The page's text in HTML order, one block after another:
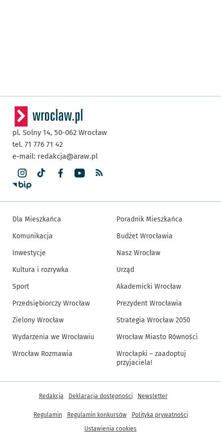
pl. Solny 14, 50-062 Wrocław
tel. 71 776 71 42
e-mail: redakcja@araw.pl
Dla Mieszkańca
Komunikacja
Inwestycje
Kultura i rozrywka
Sport
Przedsiębiorczy Wrocław
Zielony Wrocław
Wydarzenia we Wrocławiu
Wrocław Rozmawia
Poradnik Mieszkańca
Budżet Wrocławia
Nasz Wrocław
Urząd
Akademicki Wrocław
Prezydent Wrocławia
Strategia Wrocław 2050
Wrocław Miasto Równości
Wrocłapki – zaadoptuj
przyjaciela!
Inne informacje
Redakcja Deklaracja dostępności Newsletter
Regulamin Regulamin konkursów
Polityka prywatności
Ustawienia cookies